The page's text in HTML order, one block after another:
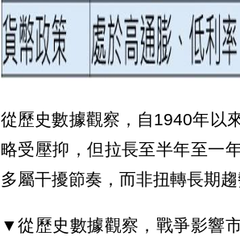
從歷史數據觀察，自1940年以
略受壓抑，但拉長至半年至一
多屬干擾節奏，而非扭轉長期趨
▼從歷史數據觀察，戰爭影響